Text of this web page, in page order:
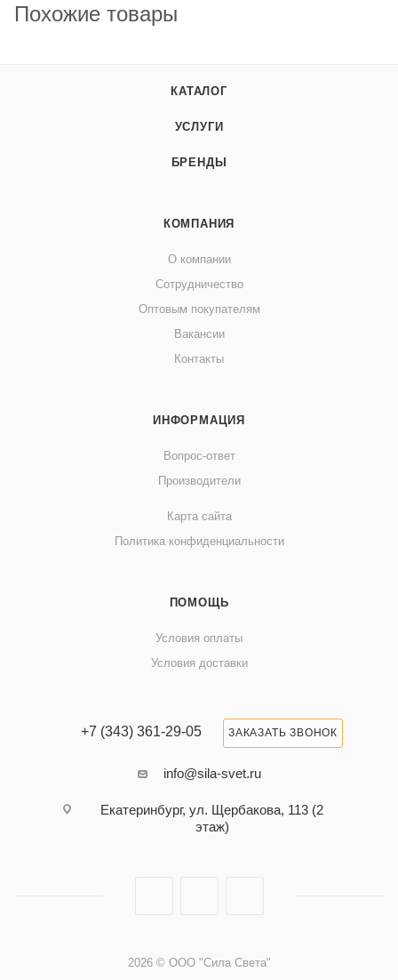
Похожие товары
КАТАЛОГ
УСЛУГИ
БРЕНДЫ
КОМПАНИЯ
О компании
Сотрудничество
Оптовым покупателям
Вакансии
Контакты
ИНФОРМАЦИЯ
Вопрос-ответ
Производители
Карта сайта
Политика конфиденциальности
ПОМОЩЬ
Условия оплаты
Условия доставки
+7 (343) 361-29-05 ЗАКАЗАТЬ ЗВОНОК
info@sila-svet.ru
Екатеринбург, ул. Щербакова, 113 (2
этаж)
2026 © ООО "Сила Света"